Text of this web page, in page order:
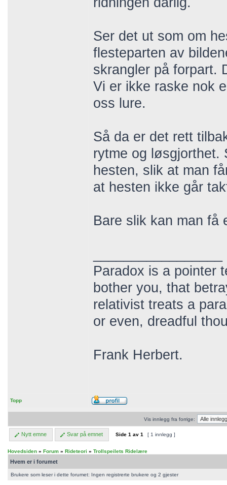
Ser det ut som om
flesteparten av
skrangler på forpart.
Vi er ikke raske nok
oss lure.
Så da er det rett
rytme og løsgjorthet.
hesten, slik at man
at hesten ikke går
Bare slik kan man få
Paradox is a pointer
bother you, that
relativist treats a
or even, dreadful
Frank Herbert.
Topp
Vis innlegg fra forrige:
Nytt emne Svar på emnet Side 1 av 1 [ 1 innlegg ]
Hovedsiden » Forum » Rideteori » Trollspeilets Ridelære
Hvem er i forumet
Brukere som leser i dette forumet: Ingen registrerte brukere og 2 gjester